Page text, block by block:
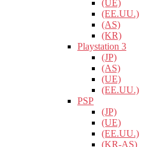
(UE)
(EE.UU.)
(AS)
(KR)
Playstation 3
(JP)
(AS)
(UE)
(EE.UU.)
PSP
(JP)
(UE)
(EE.UU.)
(KR-AS)